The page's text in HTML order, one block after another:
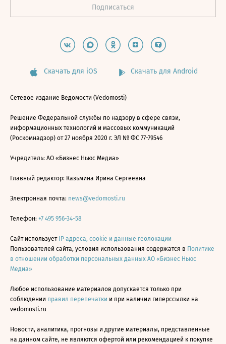
Скачать для iOS Скачать для Android
Сетевое издание Ведомости (Vedomosti)
Решение Федеральной службы по надзору в сфере связи,
информационных технологий и массовых коммуникаций
(Роскомнадзор) от 27 ноября 2020 г. ЭЛ № ФС 77-79546
Учредитель: АО «Бизнес Ньюс Медиа»
Главный редактор: Казьмина Ирина Сергеевна
Электронная почта: news@vedomosti.ru
Телефон: +7 495 956-34-58
Сайт использует IP адреса, cookie и данные геолокации
Пользователей сайта, условия использования содержатся в Политике
в отношении обработки персональных данных АО «Бизнес Ньюс
Медиа»
Любое использование материалов допускается только при
соблюдении правил перепечатки и при наличии гиперссылки на
vedomosti.ru
Новости, аналитика, прогнозы и другие материалы, представленные
на данном сайте, не являются офертой или рекомендацией к покупке